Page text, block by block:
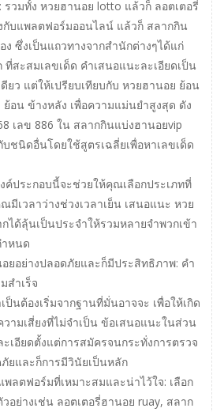
รวมทั้ง หวยฮานอย lotto แล้วก็ ลอตเตอรี่
กับแพลตฟอร์มออนไลน์ แล้วก็ สลากกิน
ง ซึ่งเป็นแถวทางจากสำนักต่างๆได้แก่
สะสมเลขเด็ด คำเสนอแนะละเอียดเป็น
ดียว แต่ให้เปรียบเทียบกับ หวยฮานอย ย้อน
อน ข้างหลัง เพื่อความแม่นยำสูงสุด ดัง
เลข 886 ใน สลากกินแบ่งฮานอยvip
ชนิดอื่นโดยใช้สูตรเฉลี่ยเพื่อหาเลขเด็ด
ค์ประกอบนี้จะช่วยให้คุณเลือกประเภทที่
มีเวลาว่างช่วงเวลาเย็น เสนอแนะ หวย
ได้ลุ้นเป็นประจำให้รวมหลายจำพวกเข้า
ำหนด
ยอย่างปลอดภัยและก็มีประสิทธิภาพ: คำ
สำเร็จ
ป็นต้องเริ่มจากฐานที่มั่นอาจจะ เพื่อให้เกิด
ามเสี่ยงที่ไม่จำเป็น ข้อเสนอแนะในส่วน
อียดตั้งแต่การสมัครจนกระทั่งการตรวจ
ยและก็การมีวินัยเป็นหลัก
พลตฟอร์มที่เหมาะสมและน่าไว้ใจ: เลือก
อย่างเช่น ลอตเตอรี่ฮานอย ruay, สลาก